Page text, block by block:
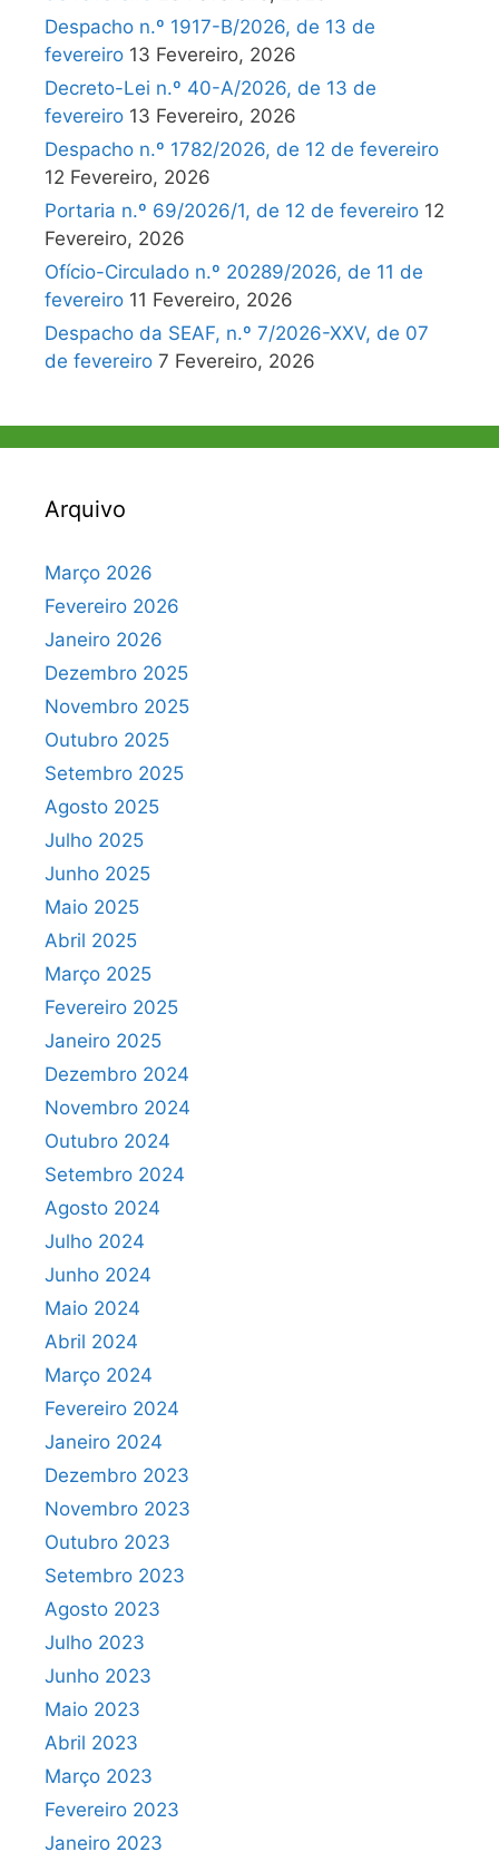
Despacho n.º 1917-B/2026, de 13 de
fevereiro 13 Fevereiro, 2026
Decreto-Lei n.º 40-A/2026, de 13 de
fevereiro 13 Fevereiro, 2026
Despacho n.º 1782/2026, de 12 de fevereiro
12 Fevereiro, 2026
Portaria n.º 69/2026/1, de 12 de fevereiro 12
Fevereiro, 2026
Ofício-Circulado n.º 20289/2026, de 11 de
fevereiro 11 Fevereiro, 2026
Despacho da SEAF, n.º 7/2026-XXV, de 07
de fevereiro 7 Fevereiro, 2026
Arquivo
Março 2026
Fevereiro 2026
Janeiro 2026
Dezembro 2025
Novembro 2025
Outubro 2025
Setembro 2025
Agosto 2025
Julho 2025
Junho 2025
Maio 2025
Abril 2025
Março 2025
Fevereiro 2025
Janeiro 2025
Dezembro 2024
Novembro 2024
Outubro 2024
Setembro 2024
Agosto 2024
Julho 2024
Junho 2024
Maio 2024
Abril 2024
Março 2024
Fevereiro 2024
Janeiro 2024
Dezembro 2023
Novembro 2023
Outubro 2023
Setembro 2023
Agosto 2023
Julho 2023
Junho 2023
Maio 2023
Abril 2023
Março 2023
Fevereiro 2023
Janeiro 2023